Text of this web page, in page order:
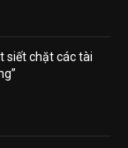
siết chặt các tài